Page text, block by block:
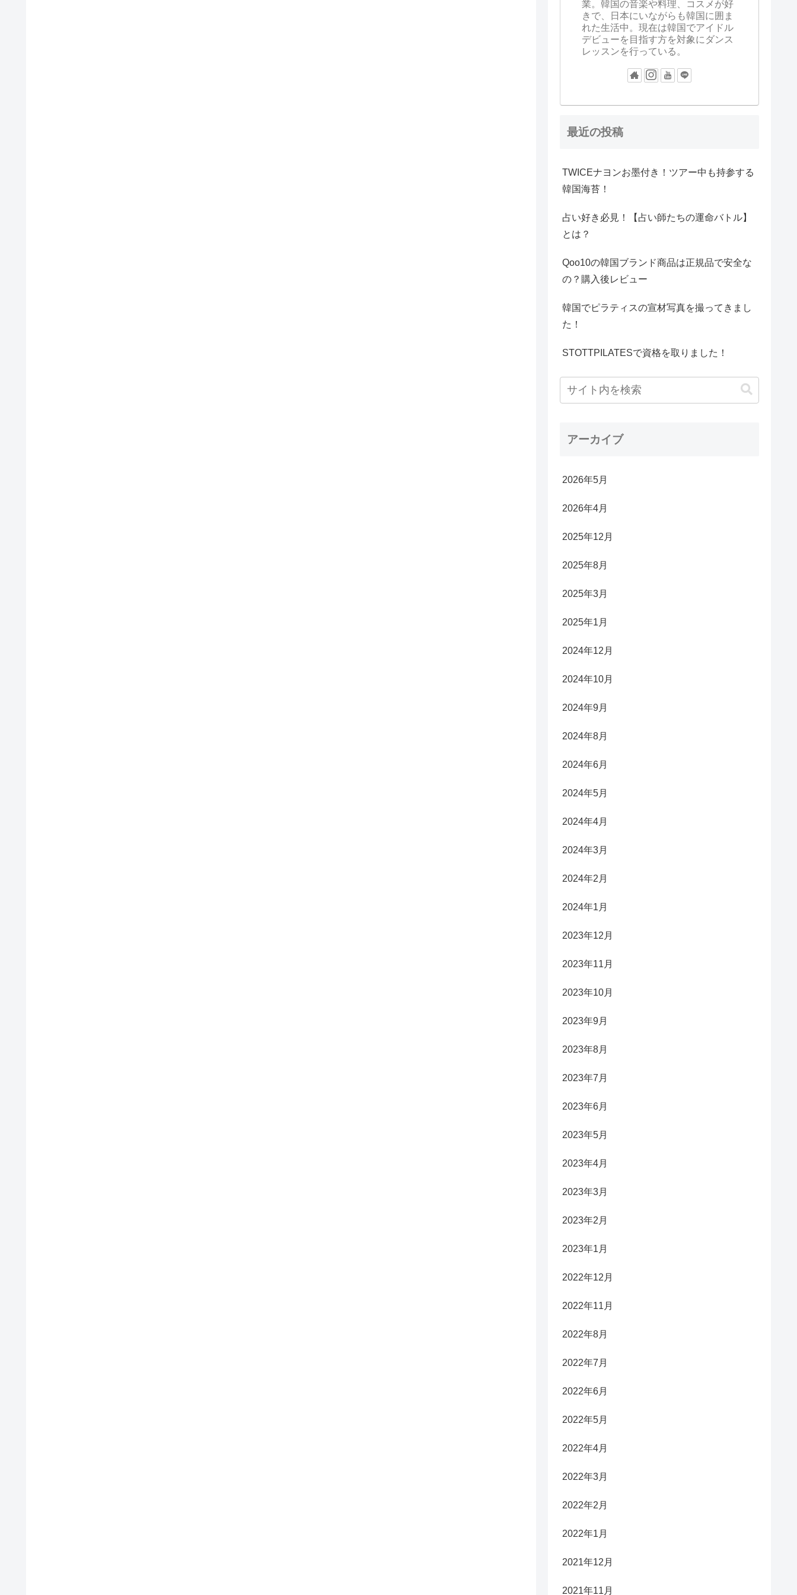
業。韓国の音楽や料理、コスメが好
きで、日本にいながらも韓国に囲ま
れた生活中。現在は韓国でアイドル
デビューを目指す方を対象にダンス
レッスンを行っている。
最近の投稿
TWICEナヨンお墨付き！ツアー中も持参する
韓国海苔！
占い好き必見！【占い師たちの運命バトル】
とは？
Qoo10の韓国ブランド商品は正規品で安全な
の？購入後レビュー
韓国でピラティスの宣材写真を撮ってきまし
た！
STOTTPILATESで資格を取りました！
アーカイブ
2026年5月
2026年4月
2025年12月
2025年8月
2025年3月
2025年1月
2024年12月
2024年10月
2024年9月
2024年8月
2024年6月
2024年5月
2024年4月
2024年3月
2024年2月
2024年1月
2023年12月
2023年11月
2023年10月
2023年9月
2023年8月
2023年7月
2023年6月
2023年5月
2023年4月
2023年3月
2023年2月
2023年1月
2022年12月
2022年11月
2022年8月
2022年7月
2022年6月
2022年5月
2022年4月
2022年3月
2022年2月
2022年1月
2021年12月
2021年11月